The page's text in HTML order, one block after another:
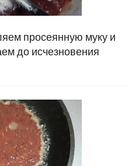
просеянную муку и
до исчезновения